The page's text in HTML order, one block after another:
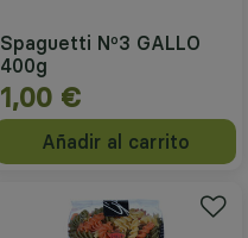
Spaguetti Nº3 GALLO
400g
1,00 €
Añadir al carrito